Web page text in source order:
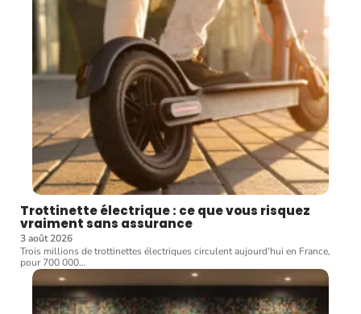
Trottinette électrique : ce que vous risquez
vraiment sans assurance
3 août 2026
Trois millions de trottinettes électriques circulent aujourd'hui en France,
pour 700 000…